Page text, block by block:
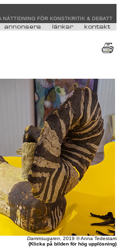
Dammsugaren , 2019 © Anna Tedestam
(Klicka på bilden för hög upplösning)